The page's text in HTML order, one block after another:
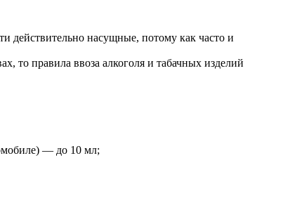
действительно насущные, потому как часто и
то правила ввоза алкоголя и табачных изделий
— до 10 мл;